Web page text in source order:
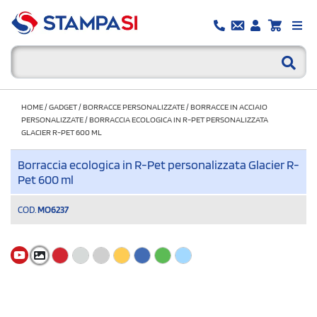
HOME/GADGET/BORRACCE PERSONALIZZATE/BORRACCE IN ACCIAIO
PERSONALIZZATE/BORRACCIA ECOLOGICA IN R-PET PERSONALIZZATA
GLACIER R-PET 600 ML
Borraccia ecologica in R-Pet personalizzata Glacier R-
Pet 600 ml
COD. MO6237